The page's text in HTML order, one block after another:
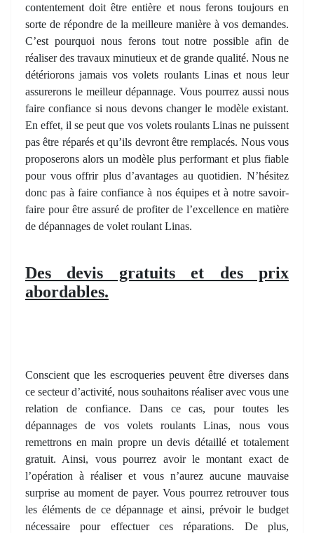
contentement doit être entière et nous ferons toujours en
sorte de répondre de la meilleure manière à vos demandes.
C’est pourquoi nous ferons tout notre possible afin de
réaliser des travaux minutieux et de grande qualité. Nous ne
détériorons jamais vos volets roulants Linas et nous leur
assurerons le meilleur dépannage. Vous pourrez aussi nous
faire confiance si nous devons changer le modèle existant.
En effet, il se peut que vos volets roulants Linas ne puissent
pas être réparés et qu’ils devront être remplacés. Nous vous
proposerons alors un modèle plus performant et plus fiable
pour vous offrir plus d’avantages au quotidien. N’hésitez
donc pas à faire confiance à nos équipes et à notre savoir-
faire pour être assuré de profiter de l’excellence en matière
de dépannages de volet roulant Linas.
Des devis gratuits et des prix
abordables.
Conscient que les escroqueries peuvent être diverses dans
ce secteur d’activité, nous souhaitons réaliser avec vous une
relation de confiance. Dans ce cas, pour toutes les
dépannages de vos volets roulants Linas, nous vous
remettrons en main propre un devis détaillé et totalement
gratuit. Ainsi, vous pourrez avoir le montant exact de
l’opération à réaliser et vous n’aurez aucune mauvaise
surprise au moment de payer. Vous pourrez retrouver tous
les éléments de ce dépannage et ainsi, prévoir le budget
nécessaire pour effectuer ces réparations. De plus,